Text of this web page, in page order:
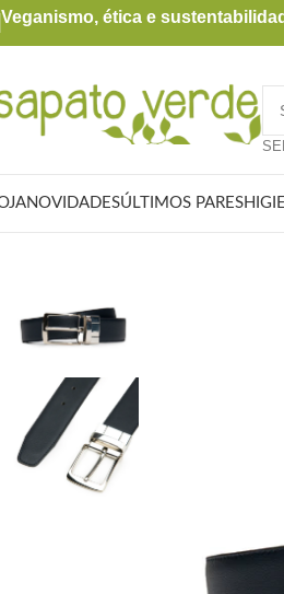
Veganismo, ética e
NOVIDADESÚLTIMOS PARES